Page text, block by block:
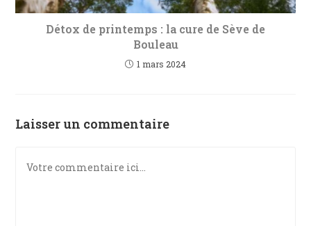
Détox de printemps : la cure de Sève de
Bouleau
1 mars 2024
Laisser un commentaire